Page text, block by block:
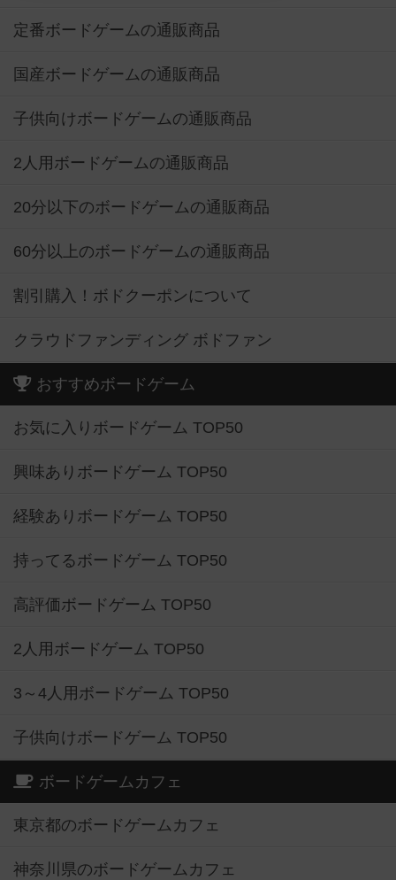
定番ボードゲームの通販商品
国産ボードゲームの通販商品
子供向けボードゲームの通販商品
2人用ボードゲームの通販商品
20分以下のボードゲームの通販商品
60分以上のボードゲームの通販商品
割引購入！ボドクーポンについて
クラウドファンディング ボドファン
おすすめボードゲーム
お気に入りボードゲーム TOP50
興味ありボードゲーム TOP50
経験ありボードゲーム TOP50
持ってるボードゲーム TOP50
高評価ボードゲーム TOP50
2人用ボードゲーム TOP50
3～4人用ボードゲーム TOP50
子供向けボードゲーム TOP50
ボードゲームカフェ
東京都のボードゲームカフェ
神奈川県のボードゲームカフェ